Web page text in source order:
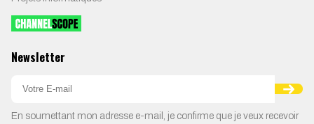
Newsletter
En soumettant mon adresse e-mail, je confirme que je veux recevoir